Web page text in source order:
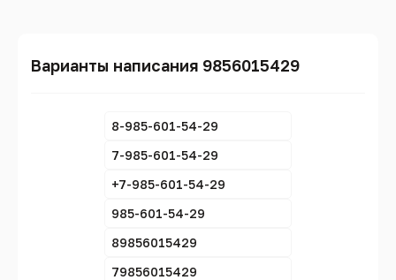
Варианты написания 9856015429
8-985-601-54-29
7-985-601-54-29
+7-985-601-54-29
985-601-54-29
89856015429
79856015429